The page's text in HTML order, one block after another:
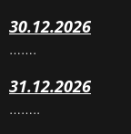
30.12.2026
…….
31.12.2026
……..